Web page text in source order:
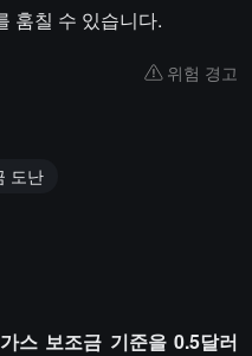
훔칠 수 있습니다.
위험 경고
도난
스 보조금 기준을 0.5달러